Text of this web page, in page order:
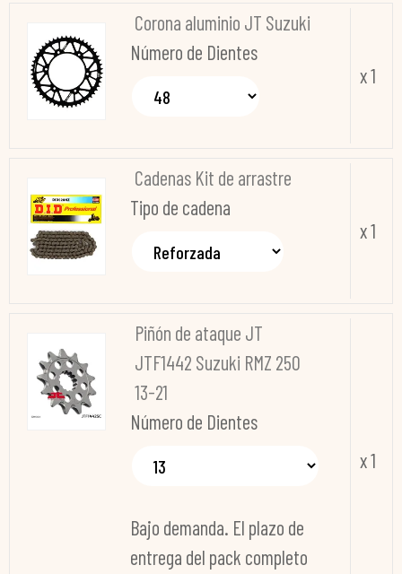
Corona aluminio JT Suzuki
Número de Dientes
x 1
Cadenas Kit de arrastre
Tipo de cadena
x 1
Piñón de ataque JT
JTF1442 Suzuki RMZ 250
13-21
Número de Dientes
Bajo demanda. El plazo de
entrega del pack completo
x 1